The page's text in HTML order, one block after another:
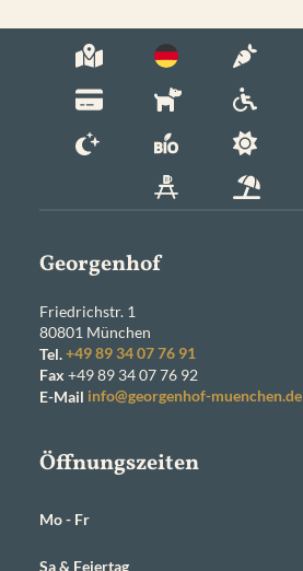
Georgenhof
Friedrichstr. 1
80801 München
Tel. +49 89 34 07 76 91
Fax +49 89 34 07 76 92
E-Mail info@georgenhof-muenchen.de
Öffnungszeiten
Mo - Fr
Sa & Feiertag